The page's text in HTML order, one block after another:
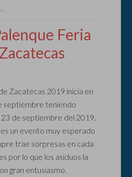
Feria
Zacatecas 2019 inicia en
septiembre teniendo
de septiembre del 2019.
un evento muy esperado
trae sorpresas en cada
por lo que los asiduos la
gran entusiasmo.